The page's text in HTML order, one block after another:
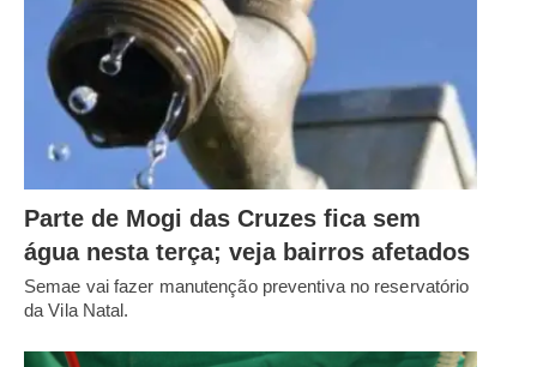
Parte de Mogi das Cruzes fica sem
água nesta terça; veja bairros afetados
Semae vai fazer manutenção preventiva no reservatório
da Vila Natal.